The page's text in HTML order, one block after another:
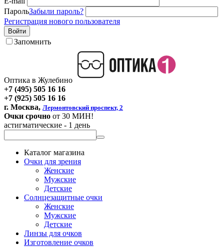
ПарольЗабыли пароль?
Регистрация нового пользователя
Войти
Запомнить
Оптика в Жулебино
+7 (495) 505 16 16
+7 (925) 505 16 16
г. Москва, Лермонтовский проспект, 2
Очки срочно от 30 МИН!
астигматические - 1 день
Каталог магазина
Очки для зрения
Женские
Мужские
Детские
Солнцезащитные очки
Женские
Мужские
Детские
Линзы для очков
Изготовление очков